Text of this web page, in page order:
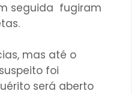
seguida fugiram
mas até o
foi
será aberto